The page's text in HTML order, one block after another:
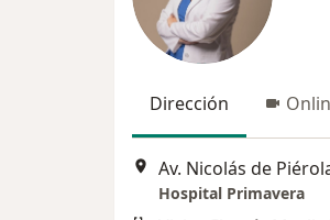
Dirección
Av. Nicolás de
Hospital Primavera